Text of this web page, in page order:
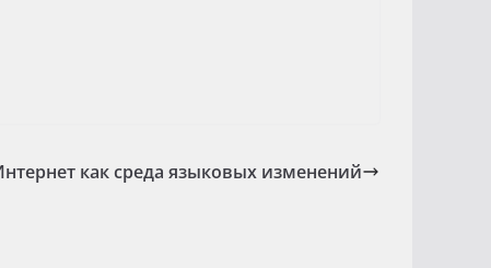
как среда языковых изменений